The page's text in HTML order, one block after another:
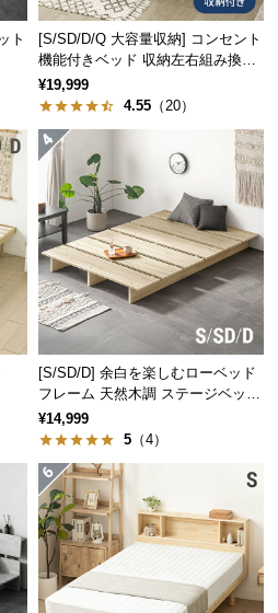
ト
[S/SD/D/Q 大容量収納] コンセント
機能付きベッド 収納左右組み換え
可能
¥19,999
4.55 （20）
[S/SD/D] 余白を楽しむローベッド
フレーム 天然木調 ステージベッド
ロボット掃除機対応
¥14,999
5 （4）